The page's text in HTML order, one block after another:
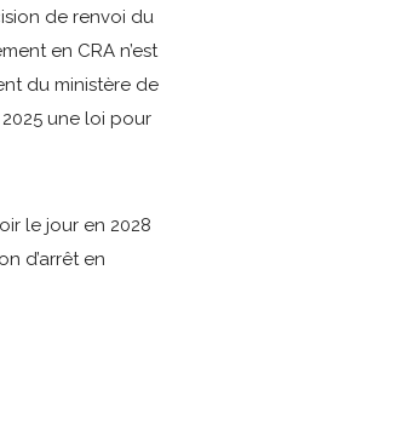
de renvoi du
en CRA n’est
du ministère de
une loi pour
le jour en 2028
d’arrêt en